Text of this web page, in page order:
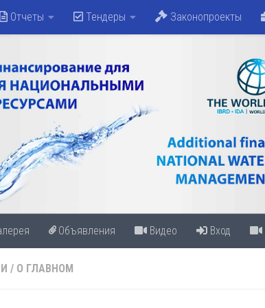
Отчеты Тендеры Законопроекты
Объявления Видео Вход
/ О ГЛАВНОМ